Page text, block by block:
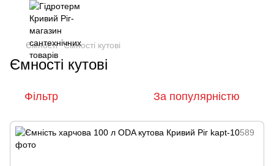
Ємності Ємності кутові
Ємності кутові
Фільтр За популярністю